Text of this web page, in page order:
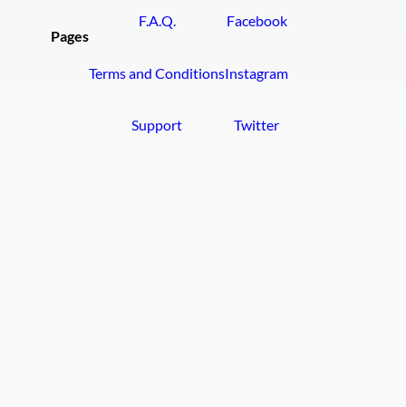
Pages
F.A.Q.
Terms and Conditions
Support
Facebook
Instagram
Twitter